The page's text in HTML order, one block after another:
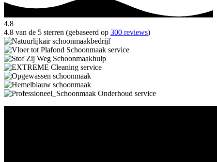
4.8
4.8 van de 5 sterren (gebaseerd op 300 reviews)